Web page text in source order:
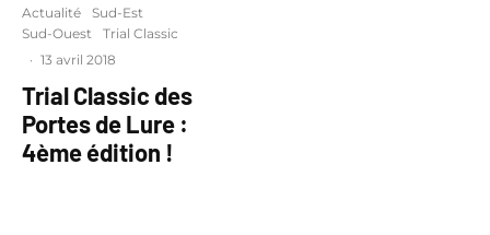
Actualité
Sud-Est
Sud-Ouest
Trial Classic
· 13 avril 2018
Trial Classic des
Portes de Lure :
4ème édition !